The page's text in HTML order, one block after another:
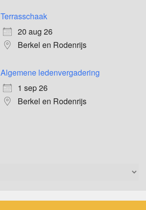
Terrasschaak
20 aug 26
Berkel en Rodenrijs
Algemene ledenvergadering
1 sep 26
Berkel en Rodenrijs